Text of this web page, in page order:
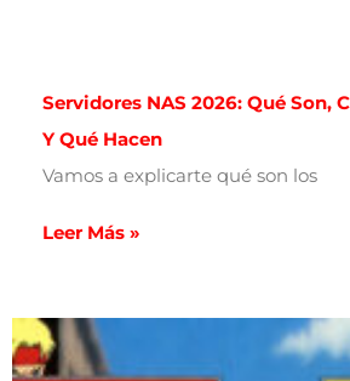
Servidores NAS 2026: Qué Son,
Y Qué Hacen
Vamos a explicarte qué son los
Leer Más »